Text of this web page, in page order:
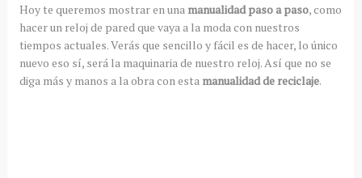
Hoy te queremos mostrar en una manualidad paso a paso, como
hacer un reloj de pared que vaya a la moda con nuestros
tiempos actuales. Verás que sencillo y fácil es de hacer, lo único
nuevo eso sí, será la maquinaria de nuestro reloj. Así que no se
diga más y manos a la obra con esta manualidad de reciclaje.